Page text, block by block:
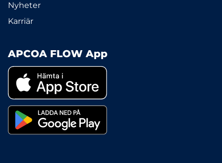
Nyheter
Karriär
APCOA FLOW App